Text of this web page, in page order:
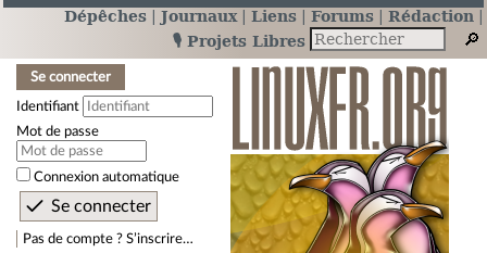
Dépêches Journaux Liens Forums
Rédaction
🎙️ Projets Libres
Se connecter
Identifiant
Mot de passe
Connexion automatique
Pas de compte ? S’inscrire…